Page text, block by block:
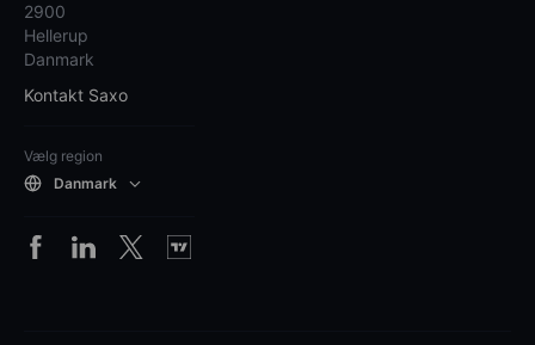
2900
Hellerup
Danmark
Kontakt Saxo
Vælg region
Danmark